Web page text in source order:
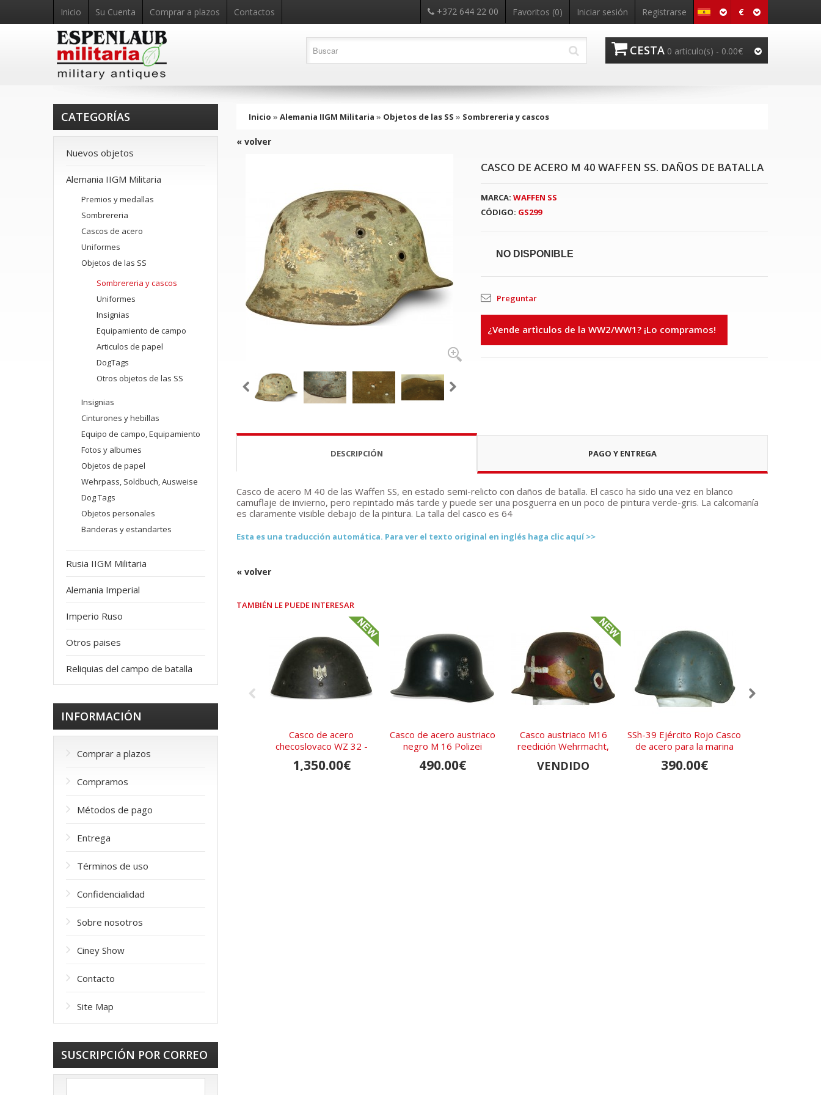
€
Inicio Su Cuenta Comprar a plazos Contactos +372 644 22 00 Favoritos (0) Iniciar sesión Registrarse
CESTA 0 articulo(s) - 0.00€
Inicio » Alemania IIGM Militaria » Objetos de las SS » Sombrereria y cascos
« volver
CASCO DE ACERO M 40 WAFFEN SS. DAÑOS DE BATALLA
MARCA: WAFFEN SS
CÓDIGO: GS299
NO DISPONIBLE
Preguntar
¿Vende artìculos de la WW2/WW1? ¡Lo compramos!
DESCRIPCIÓN PAGO Y ENTREGA
Casco de acero M 40 de las Waffen SS, en estado semi-relicto con daños de batalla. El casco ha sido una vez en blanco
camuflaje de invierno, pero repintado más tarde y puede ser una posguerra en un poco de pintura verde-gris. La calcomanía
es claramente visible debajo de la pintura. La talla del casco es 64
Esta es una traducción automática. Para ver el texto original en inglés haga clic aquí >>
« volver
TAMBIÉN LE PUEDE INTERESAR
Casco de acero
checoslovaco WZ 32 -
Wehrmacht
1,350.00€
Casco de acero austriaco
negro M 16 Polizei
490.00€
Casco austriaco M16
reedición Wehrmacht,
danesa
VENDIDO
SSh-39 Ejército Rojo Casco
de acero para la marina
390.00€
CATEGORÍAS
Nuevos objetos
Alemania IIGM Militaria
Premios y medallas
Sombrereria
Cascos de acero
Uniformes
Objetos de las SS
Sombrereria y cascos
Uniformes
Insignias
Equipamiento de campo
Articulos de papel
DogTags
Otros objetos de las SS
Insignias
Cinturones y hebillas
Equipo de campo, Equipamiento
Fotos y albumes
Objetos de papel
Wehrpass, Soldbuch, Ausweise
Dog Tags
Objetos personales
Banderas y estandartes
Rusia IIGM Militaria
Alemania Imperial
Imperio Ruso
Otros paises
Reliquias del campo de batalla
INFORMACIÓN
Comprar a plazos
Compramos
Métodos de pago
Entrega
Términos de uso
Confidencialidad
Sobre nosotros
Ciney Show
Contacto
Site Map
SUSCRIPCIÓN POR CORREO